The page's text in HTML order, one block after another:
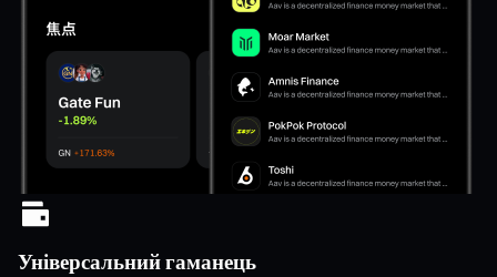
Універсальний гаманець